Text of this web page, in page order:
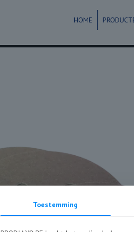
HOME
Toestemming